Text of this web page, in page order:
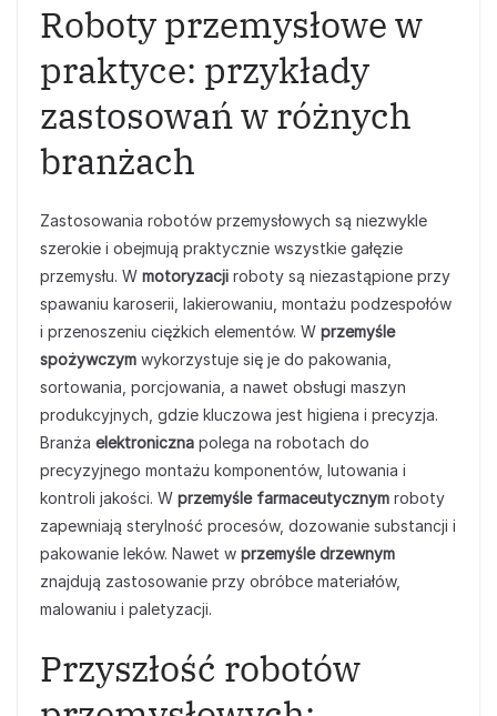
Roboty przemysłowe w
praktyce: przykłady
zastosowań w różnych
branżach
Zastosowania robotów przemysłowych są niezwykle
szerokie i obejmują praktycznie wszystkie gałęzie
przemysłu. W motoryzacji roboty są niezastąpione przy
spawaniu karoserii, lakierowaniu, montażu podzespołów
i przenoszeniu ciężkich elementów. W przemyśle
spożywczym wykorzystuje się je do pakowania,
sortowania, porcjowania, a nawet obsługi maszyn
produkcyjnych, gdzie kluczowa jest higiena i precyzja.
Branża elektroniczna polega na robotach do
precyzyjnego montażu komponentów, lutowania i
kontroli jakości. W przemyśle farmaceutycznym roboty
zapewniają sterylność procesów, dozowanie substancji i
pakowanie leków. Nawet w przemyśle drzewnym
znajdują zastosowanie przy obróbce materiałów,
malowaniu i paletyzacji.
Przyszłość robotów